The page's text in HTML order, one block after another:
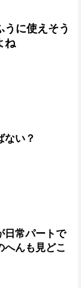
に使えそう
ね
ない？
日常パートで
へんも見どこ